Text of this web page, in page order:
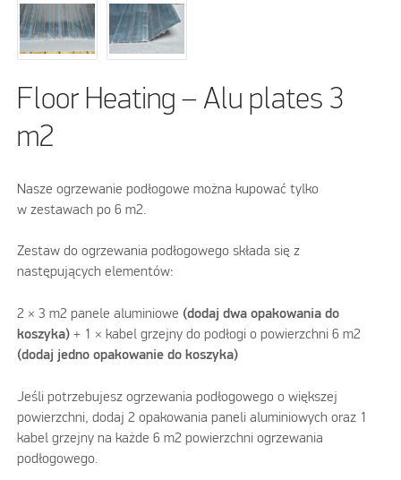
Floor Heating – Alu plates 3
m2
Nasze ogrzewanie podłogowe można kupować tylko
w zestawach po 6 m2.
Zestaw do ogrzewania podłogowego składa się z
następujących elementów:
2 × 3 m2 panele aluminiowe (dodaj dwa opakowania do
koszyka) + 1 × kabel grzejny do podłogi o powierzchni 6 m2
(dodaj jedno opakowanie do koszyka)
Jeśli potrzebujesz ogrzewania podłogowego o większej
powierzchni, dodaj 2 opakowania paneli aluminiowych oraz 1
kabel grzejny na każde 6 m2 powierzchni ogrzewania
podłogowego.